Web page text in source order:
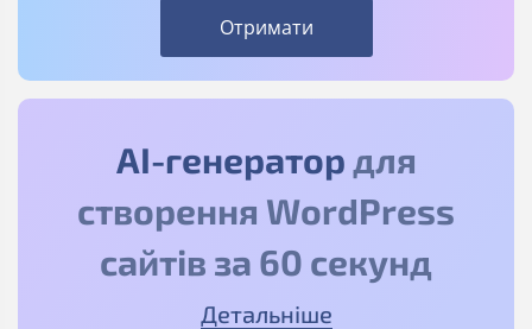
Отримати
АІ-генератордля
створення WordPress
сайтів за 60 секунд
Детальніше